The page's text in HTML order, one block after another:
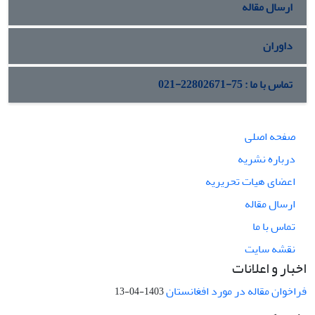
ارسال مقاله
داوران
تماس با ما : 75-22802671-021
صفحه اصلی
درباره نشریه
اعضای هیات تحریریه
ارسال مقاله
تماس با ما
نقشه سایت
اخبار و اعلانات
فراخوان مقاله در مورد افغانستان1403-04-13